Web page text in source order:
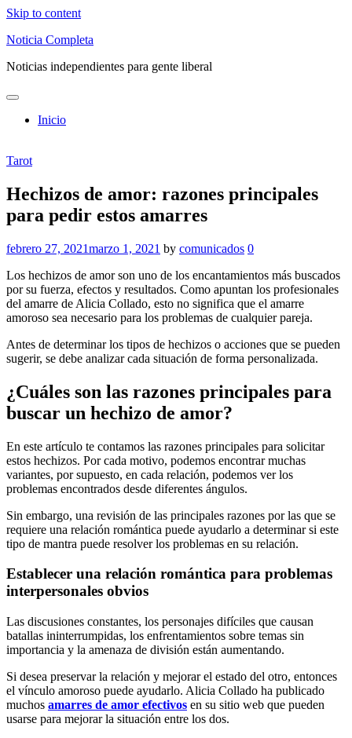
Skip to content
Noticia Completa
Noticias independientes para gente liberal
Inicio
Tarot
Hechizos de amor: razones principales
para pedir estos amarres
febrero 27, 2021marzo 1, 2021 by comunicados 0
Los hechizos de amor son uno de los encantamientos más buscados
por su fuerza, efectos y resultados. Como apuntan los profesionales
del amarre de Alicia Collado, esto no significa que el amarre
amoroso sea necesario para los problemas de cualquier pareja.
Antes de determinar los tipos de hechizos o acciones que se pueden
sugerir, se debe analizar cada situación de forma personalizada.
¿Cuáles son las razones principales para
buscar un hechizo de amor?
En este artículo te contamos las razones principales para solicitar
estos hechizos. Por cada motivo, podemos encontrar muchas
variantes, por supuesto, en cada relación, podemos ver los
problemas encontrados desde diferentes ángulos.
Sin embargo, una revisión de las principales razones por las que se
requiere una relación romántica puede ayudarlo a determinar si este
tipo de mantra puede resolver los problemas en su relación.
Establecer una relación romántica para problemas
interpersonales obvios
Las discusiones constantes, los personajes difíciles que causan
batallas ininterrumpidas, los enfrentamientos sobre temas sin
importancia y la amenaza de división están aumentando.
Si desea preservar la relación y mejorar el estado del otro, entonces
el vínculo amoroso puede ayudarlo. Alicia Collado ha publicado
muchos amarres de amor efectivos en su sitio web que pueden
usarse para mejorar la situación entre los dos.